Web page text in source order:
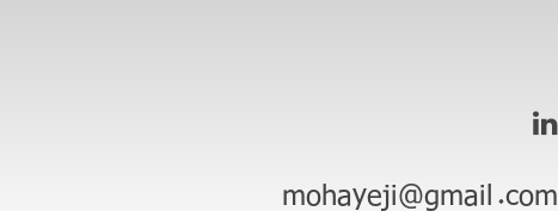
mohayeji@gmail.com